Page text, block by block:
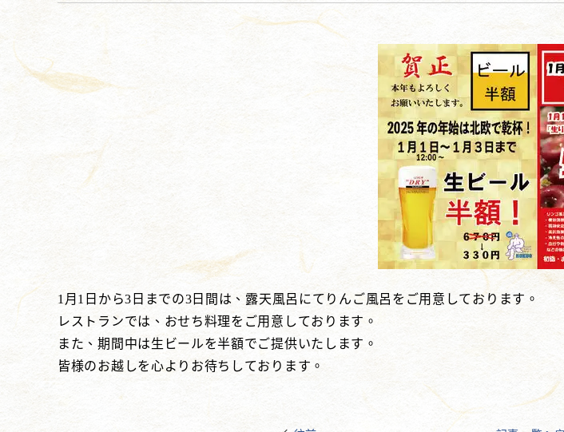
1月1日から3日までの3日間は、露天風呂にてりんご風呂をご用意しております。
レストランでは、おせち料理をご用意しております。
また、期間中は生ビールを半額でご提供いたします。
皆様のお越しを心よりお待ちしております。